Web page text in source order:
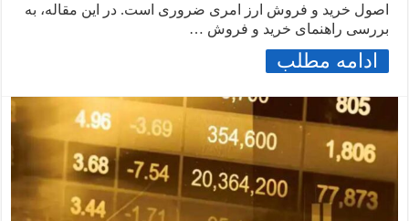
اصول خرید و فروش ارز امری ضروری است. در این مقاله، به
بررسی راهنمای خرید و فروش …
ادامه مطلب